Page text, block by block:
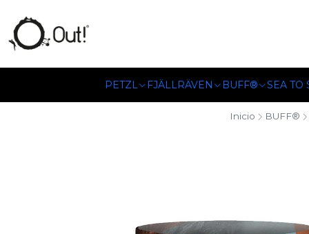
PETZL FJÄLLRÄVEN BUFF® SEA TO
Inicio BUFF®